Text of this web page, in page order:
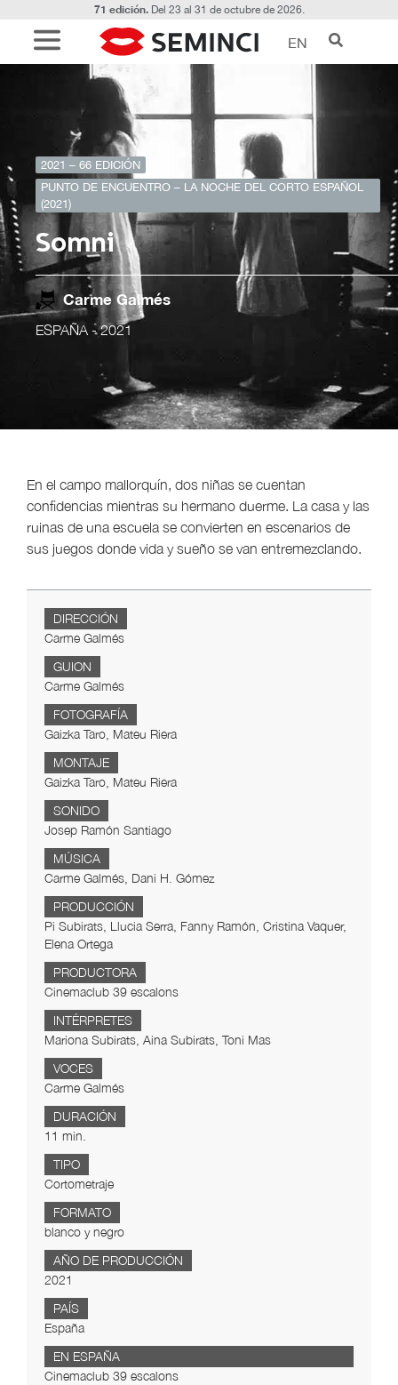
71 edición.Del 23 al 31 de octubre de 2026.
EN
2021 – 66 EDICIÓN
PUNTO DE ENCUENTRO – LA NOCHE DEL CORTO ESPAÑOL
(2021)
Somni
Carme Galmés
ESPAÑA - 2021
En el campo mallorquín, dos niñas se cuentan
confidencias mientras su hermano duerme. La casa y las
ruinas de una escuela se convierten en escenarios de
sus juegos donde vida y sueño se van entremezclando.
DIRECCIÓN
Carme Galmés
GUION
Carme Galmés
FOTOGRAFÍA
Gaizka Taro, Mateu Riera
MONTAJE
Gaizka Taro, Mateu Riera
SONIDO
Josep Ramón Santiago
MÚSICA
Carme Galmés, Dani H. Gómez
PRODUCCIÓN
Pi Subirats, Llucia Serra, Fanny Ramón, Cristina Vaquer,
Elena Ortega
PRODUCTORA
Cinemaclub 39 escalons
INTÉRPRETES
Mariona Subirats, Aina Subirats, Toni Mas
VOCES
Carme Galmés
DURACIÓN
11 min.
TIPO
Cortometraje
FORMATO
blanco y negro
AÑO DE PRODUCCIÓN
2021
PAÍS
España
EN ESPAÑA
Cinemaclub 39 escalons